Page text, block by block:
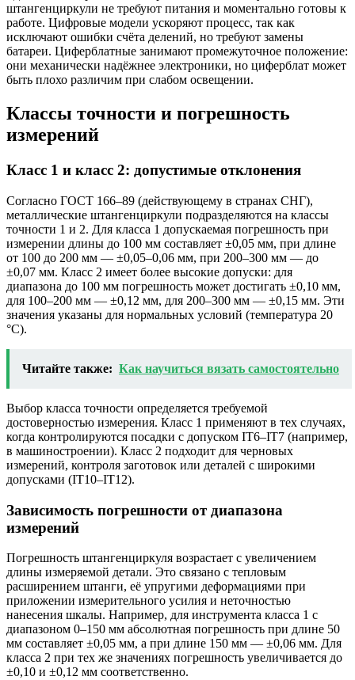
штангенциркули не требуют питания и моментально готовы к
работе. Цифровые модели ускоряют процесс, так как
исключают ошибки счёта делений, но требуют замены
батареи. Циферблатные занимают промежуточное положение:
они механически надёжнее электроники, но циферблат может
быть плохо различим при слабом освещении.
Классы точности и погрешность
измерений
Класс 1 и класс 2: допустимые отклонения
Согласно ГОСТ 166–89 (действующему в странах СНГ),
металлические штангенциркули подразделяются на классы
точности 1 и 2. Для класса 1 допускаемая погрешность при
измерении длины до 100 мм составляет ±0,05 мм, при длине
от 100 до 200 мм — ±0,05–0,06 мм, при 200–300 мм — до
±0,07 мм. Класс 2 имеет более высокие допуски: для
диапазона до 100 мм погрешность может достигать ±0,10 мм,
для 100–200 мм — ±0,12 мм, для 200–300 мм — ±0,15 мм. Эти
значения указаны для нормальных условий (температура 20
°C).
Читайте также: Как научиться вязать самостоятельно
Выбор класса точности определяется требуемой
достоверностью измерения. Класс 1 применяют в тех случаях,
когда контролируются посадки с допуском IT6–IT7 (например,
в машиностроении). Класс 2 подходит для черновых
измерений, контроля заготовок или деталей с широкими
допусками (IT10–IT12).
Зависимость погрешности от диапазона
измерений
Погрешность штангенциркуля возрастает с увеличением
длины измеряемой детали. Это связано с тепловым
расширением штанги, её упругими деформациями при
приложении измерительного усилия и неточностью
нанесения шкалы. Например, для инструмента класса 1 с
диапазоном 0–150 мм абсолютная погрешность при длине 50
мм составляет ±0,05 мм, а при длине 150 мм — ±0,06 мм. Для
класса 2 при тех же значениях погрешность увеличивается до
±0,10 и ±0,12 мм соответственно.